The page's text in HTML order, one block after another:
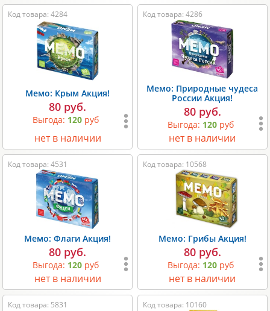
Код товара: 4284
Мемо: Крым Акция!
80 руб.
Выгода: 120 руб
нет в наличии
Код товара: 4286
Мемо: Природные чудеса
России Акция!
80 руб.
Выгода: 120руб
нет в наличии
Код товара: 4531
Мемо: Флаги Акция!
80 руб.
Выгода: 120 руб
нет в наличии
Код товара: 10568
Мемо: Грибы Акция!
80 руб.
Выгода: 120руб
нет в наличии
Код товара: 5831 Код товара: 10160